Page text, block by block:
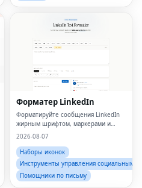
Форматер LinkedIn
Форматируйте сообщения LinkedIn
жирным шрифтом, маркерами и
четкой структурой за считанные
2026-08-07
Наборы иконок
Инструменты управления социальными
Помощники по письму